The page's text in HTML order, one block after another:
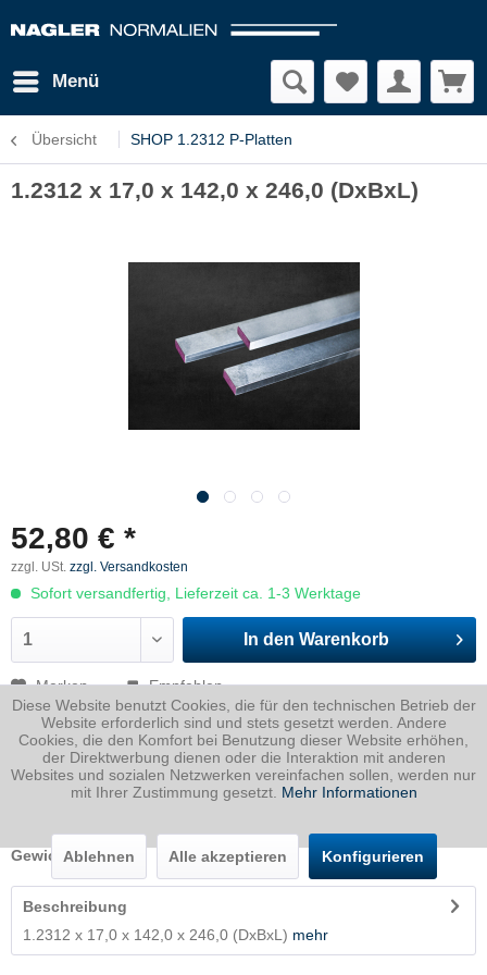
Menü
Übersicht SHOP 1.2312 P-Platten
1.2312 x 17,0 x 142,0 x 246,0 (DxBxL)
52,80 € *
zzgl. USt. zzgl. Versandkosten
Sofort versandfertig, Lieferzeit ca. 1-3 Werktage
In den Warenkorb
Merken Empfehlen
Artikel-Nr.: 2312017014200246P
Dicke
17 mm
142 mm
Gewicht 4.66Kg
Beschreibung
1.2312 x 17,0 x 142,0 x 246,0 (DxBxL) mehr
Diese Website benutzt Cookies, die für den technischen Betrieb der
Website erforderlich sind und stets gesetzt werden. Andere
Cookies, die den Komfort bei Benutzung dieser Website erhöhen,
der Direktwerbung dienen oder die Interaktion mit anderen
Websites und sozialen Netzwerken vereinfachen sollen, werden nur
mit Ihrer Zustimmung gesetzt. Mehr Informationen
Ablehnen Alle akzeptieren Konfigurieren